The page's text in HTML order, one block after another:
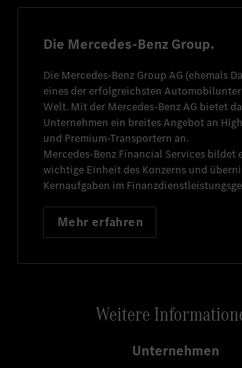
Die Mercedes-Benz Group.
Die Mercedes-Benz Group AG (ehemals
eines der erfolgreichsten
Welt. Mit der Mercedes-Benz AG bietet
Unternehmen ein breites Angebot an
und Premium-Transportern an.
Mercedes-Benz Financial Services bildet
wichtige Einheit des Konzerns und
Kernaufgaben im
Mehr erfahren
Weitere
Unternehmen